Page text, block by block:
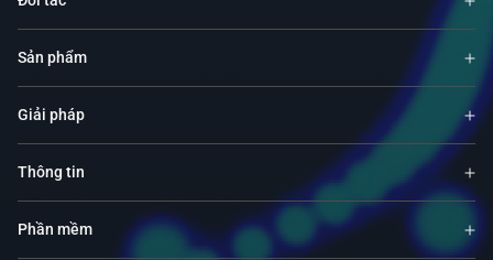
Sản phẩm
Giải pháp
Thông tin
Phần mềm